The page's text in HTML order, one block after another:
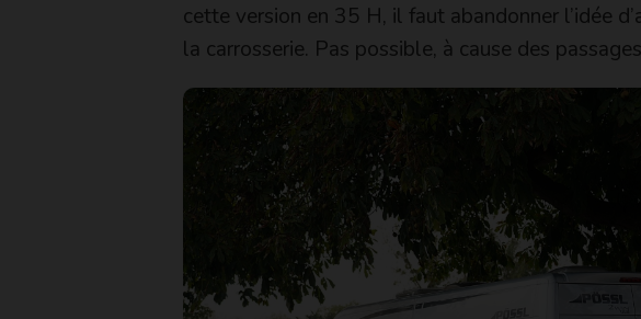
cette version en 35 H, il faut abandonner l’idée
la carrosserie. Pas possible, à cause des